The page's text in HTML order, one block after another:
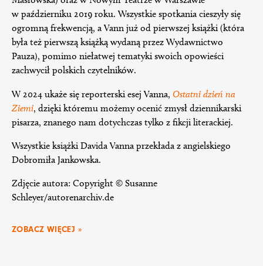
w październiku 2019 roku. Wszystkie spotkania cieszyły się
ogromną frekwencją, a Vann już od pierwszej książki (która
była też pierwszą książką wydaną przez Wydawnictwo
Pauza), pomimo niełatwej tematyki swoich opowieści
zachwycił polskich czytelników.
W 2024 ukaże się reporterski esej Vanna, Ostatni dzień na
Ziemi, dzięki któremu możemy ocenić zmysł dziennikarski
pisarza, znanego nam dotychczas tylko z fikcji literackiej.
Wszystkie książki Davida Vanna przekłada z angielskiego
Dobromiła Jankowska.
Zdjęcie autora: Copyright © Susanne
Schleyer/autorenarchiv.de
ZOBACZ WIĘCEJ »